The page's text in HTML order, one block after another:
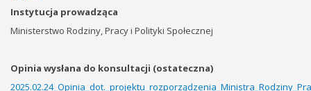
Instytucja prowadząca
Ministerstwo Rodziny, Pracy i Polityki Społecznej
Opinia wysłana do konsultacji (ostateczna)